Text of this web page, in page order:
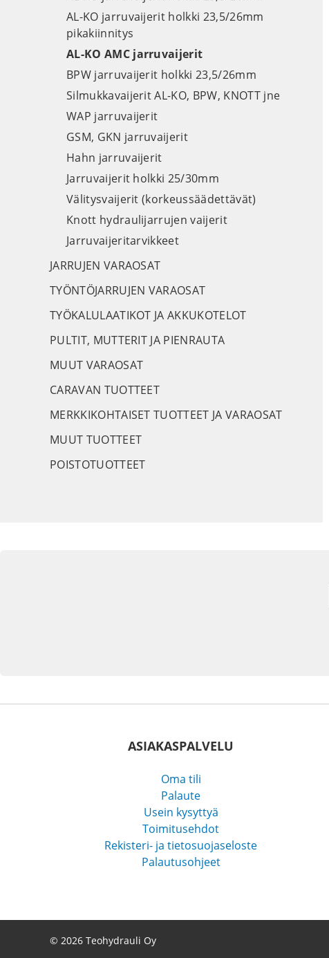
AL-KO jarruvaijerit holkki 23,5/26mm
pikakiinnitys
AL-KO AMC jarruvaijerit
BPW jarruvaijerit holkki 23,5/26mm
Silmukkavaijerit AL-KO, BPW, KNOTT jne
WAP jarruvaijerit
GSM, GKN jarruvaijerit
Hahn jarruvaijerit
Jarruvaijerit holkki 25/30mm
Välitysvaijerit (korkeussäädettävät)
Knott hydraulijarrujen vaijerit
Jarruvaijeritarvikkeet
JARRUJEN VARAOSAT
TYÖNTÖJARRUJEN VARAOSAT
TYÖKALULAATIKOT JA AKKUKOTELOT
PULTIT, MUTTERIT JA PIENRAUTA
MUUT VARAOSAT
CARAVAN TUOTTEET
MERKKIKOHTAISET TUOTTEET JA VARAOSAT
MUUT TUOTTEET
POISTOTUOTTEET
ASIAKASPALVELU
Oma tili
Palaute
Usein kysyttyä
Toimitusehdot
Rekisteri- ja tietosuojaseloste
Palautusohjeet
© 2026 Teohydrauli Oy